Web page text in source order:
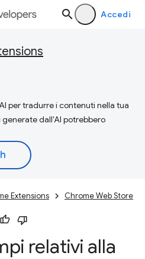
Accedi
per tradurre i contenuti nella tua
dall'AI potrebbero
Extensions Chrome Web Store
relativi alla